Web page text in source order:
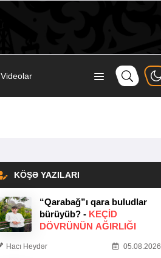
Videolar
KÖŞƏ YAZILARI
“Qarabağ”ı qara buludlar
bürüyüb? - KEÇID
DÖVRÜNÜN AĞIRLIĞI
Hacı Heydər 05.08.2026